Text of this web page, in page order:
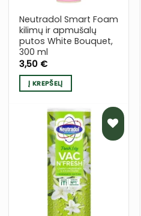
Neutradol Smart Foam
kilimų ir apmušalų
putos White Bouquet,
300 ml
3,50 €
Į KREPŠELĮ
PRIDĖTI
Į NORŲ
SĄRAŠĄ